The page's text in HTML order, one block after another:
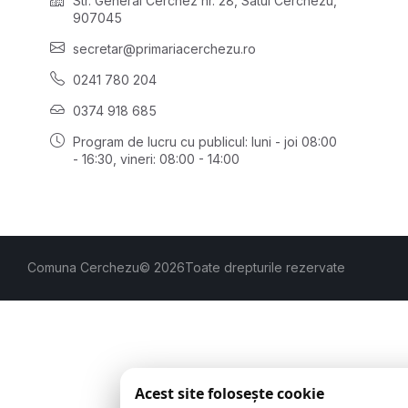
907045
secretar@primariacerchezu.ro
0241 780 204
0374 918 685
Program de lucru cu publicul: luni - joi 08:00
- 16:30 , vineri: 08:00 - 14:00
Comuna Cerchezu© 2026Toate drepturile rezervate
Acest site folosește cookie